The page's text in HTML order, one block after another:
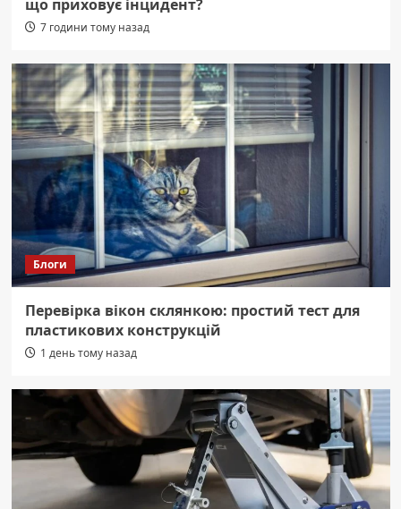
що приховує інцидент?
7 години тому назад
Блоги
Перевірка вікон склянкою: простий тест для
пластикових конструкцій
1 день тому назад